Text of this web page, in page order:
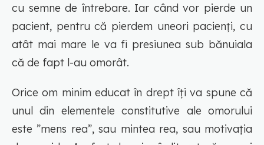
cu semne de întrebare. Iar când vor pierde un
pacient, pentru că pierdem uneori pacienți, cu
atât mai mare le va fi presiunea sub bănuiala
că de fapt l-au omorât.
Orice om minim educat în drept îți va spune că
unul din elementele constitutive ale omorului
este ”mens rea”, sau mintea rea, sau motivația